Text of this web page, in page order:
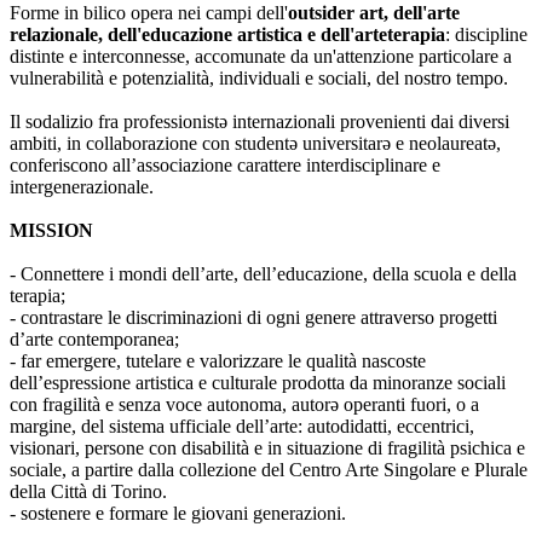
Forme in bilico opera nei campi dell'outsider art, dell'arte
relazionale, dell'educazione artistica e dell'arteterapia: discipline
distinte e interconnesse, accomunate da un'attenzione particolare a
vulnerabilità e potenzialità, individuali e sociali, del nostro tempo.
Il sodalizio fra professionistə internazionali provenienti dai diversi
ambiti, in collaborazione con studentə universitarə e neolaureatə,
conferiscono all’associazione carattere interdisciplinare e
intergenerazionale.
MISSION
- Connettere i mondi dell’arte, dell’educazione, della scuola e della
terapia;
- contrastare le discriminazioni di ogni genere attraverso progetti
d’arte contemporanea;
- far emergere, tutelare e valorizzare le qualità nascoste
dell’espressione artistica e culturale prodotta da minoranze sociali
con fragilità e senza voce autonoma, autorə operanti fuori, o a
margine, del sistema ufficiale dell’arte: autodidatti, eccentrici,
visionari, persone con disabilità e in situazione di fragilità psichica e
sociale, a partire dalla collezione del Centro Arte Singolare e Plurale
della Città di Torino.
- sostenere e formare le giovani generazioni.